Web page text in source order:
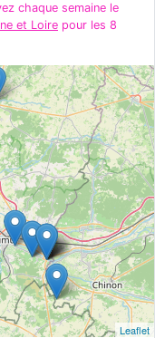
chaque semaine le
et Loire pour les 8
Leaflet